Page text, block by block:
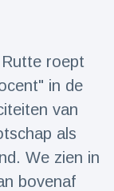
roept
in de
van
als
We zien in
bovenaf